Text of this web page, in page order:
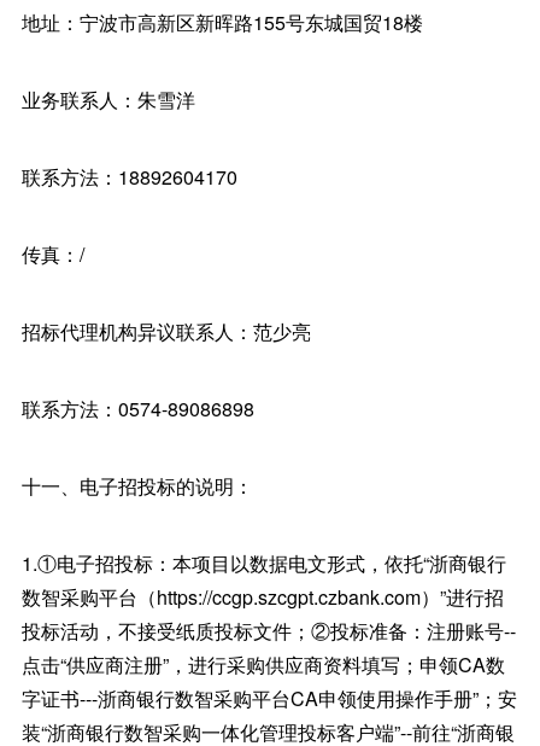
地址：宁波市高新区新晖路155号东城国贸18楼
业务联系人：朱雪洋
联系方法：18892604170
传真：/
招标代理机构异议联系人：范少亮
联系方法：0574-89086898
十一、电子招投标的说明：
1.①电子招投标：本项目以数据电文形式，依托“浙商银行
数智采购平台（https://ccgp.szcgpt.czbank.com）”进行招
投标活动，不接受纸质投标文件；②投标准备：注册账号--
点击“供应商注册”，进行采购供应商资料填写；申领CA数
字证书---浙商银行数智采购平台CA申领使用操作手册”；安
装“浙商银行数智采购一体化管理投标客户端”--前往“浙商银